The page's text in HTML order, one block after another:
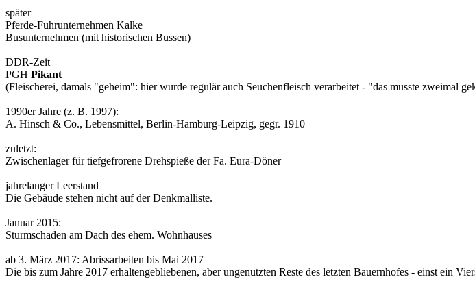
später
Pferde-Fuhrunternehmen Kalke
Busunternehmen (mit historischen Bussen)
DDR-Zeit
PGH Pikant
(Fleischerei, damals "geheim": hier wurde regulär auch Seuchenfleisch verarbeitet - "das musste zweimal
1990er Jahre (z. B. 1997):
A. Hinsch & Co., Lebensmittel, Berlin-Hamburg-Leipzig, gegr. 1910
zuletzt:
Zwischenlager für tiefgefrorene Drehspieße der Fa. Eura-Döner
jahrelanger Leerstand
Die Gebäude stehen nicht auf der Denkmalliste.
Januar 2015:
Sturmschaden am Dach des ehem. Wohnhauses
ab 3. März 2017: Abrissarbeiten bis Mai 2017
Die bis zum Jahre 2017 erhaltengebliebenen, aber ungenutzten Reste des letzten Bauernhofes - einst ein